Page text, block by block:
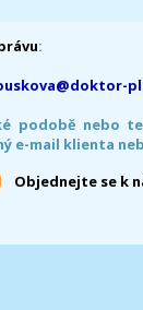
:
podobě nebo
e-mail klienta
Objednejte se k